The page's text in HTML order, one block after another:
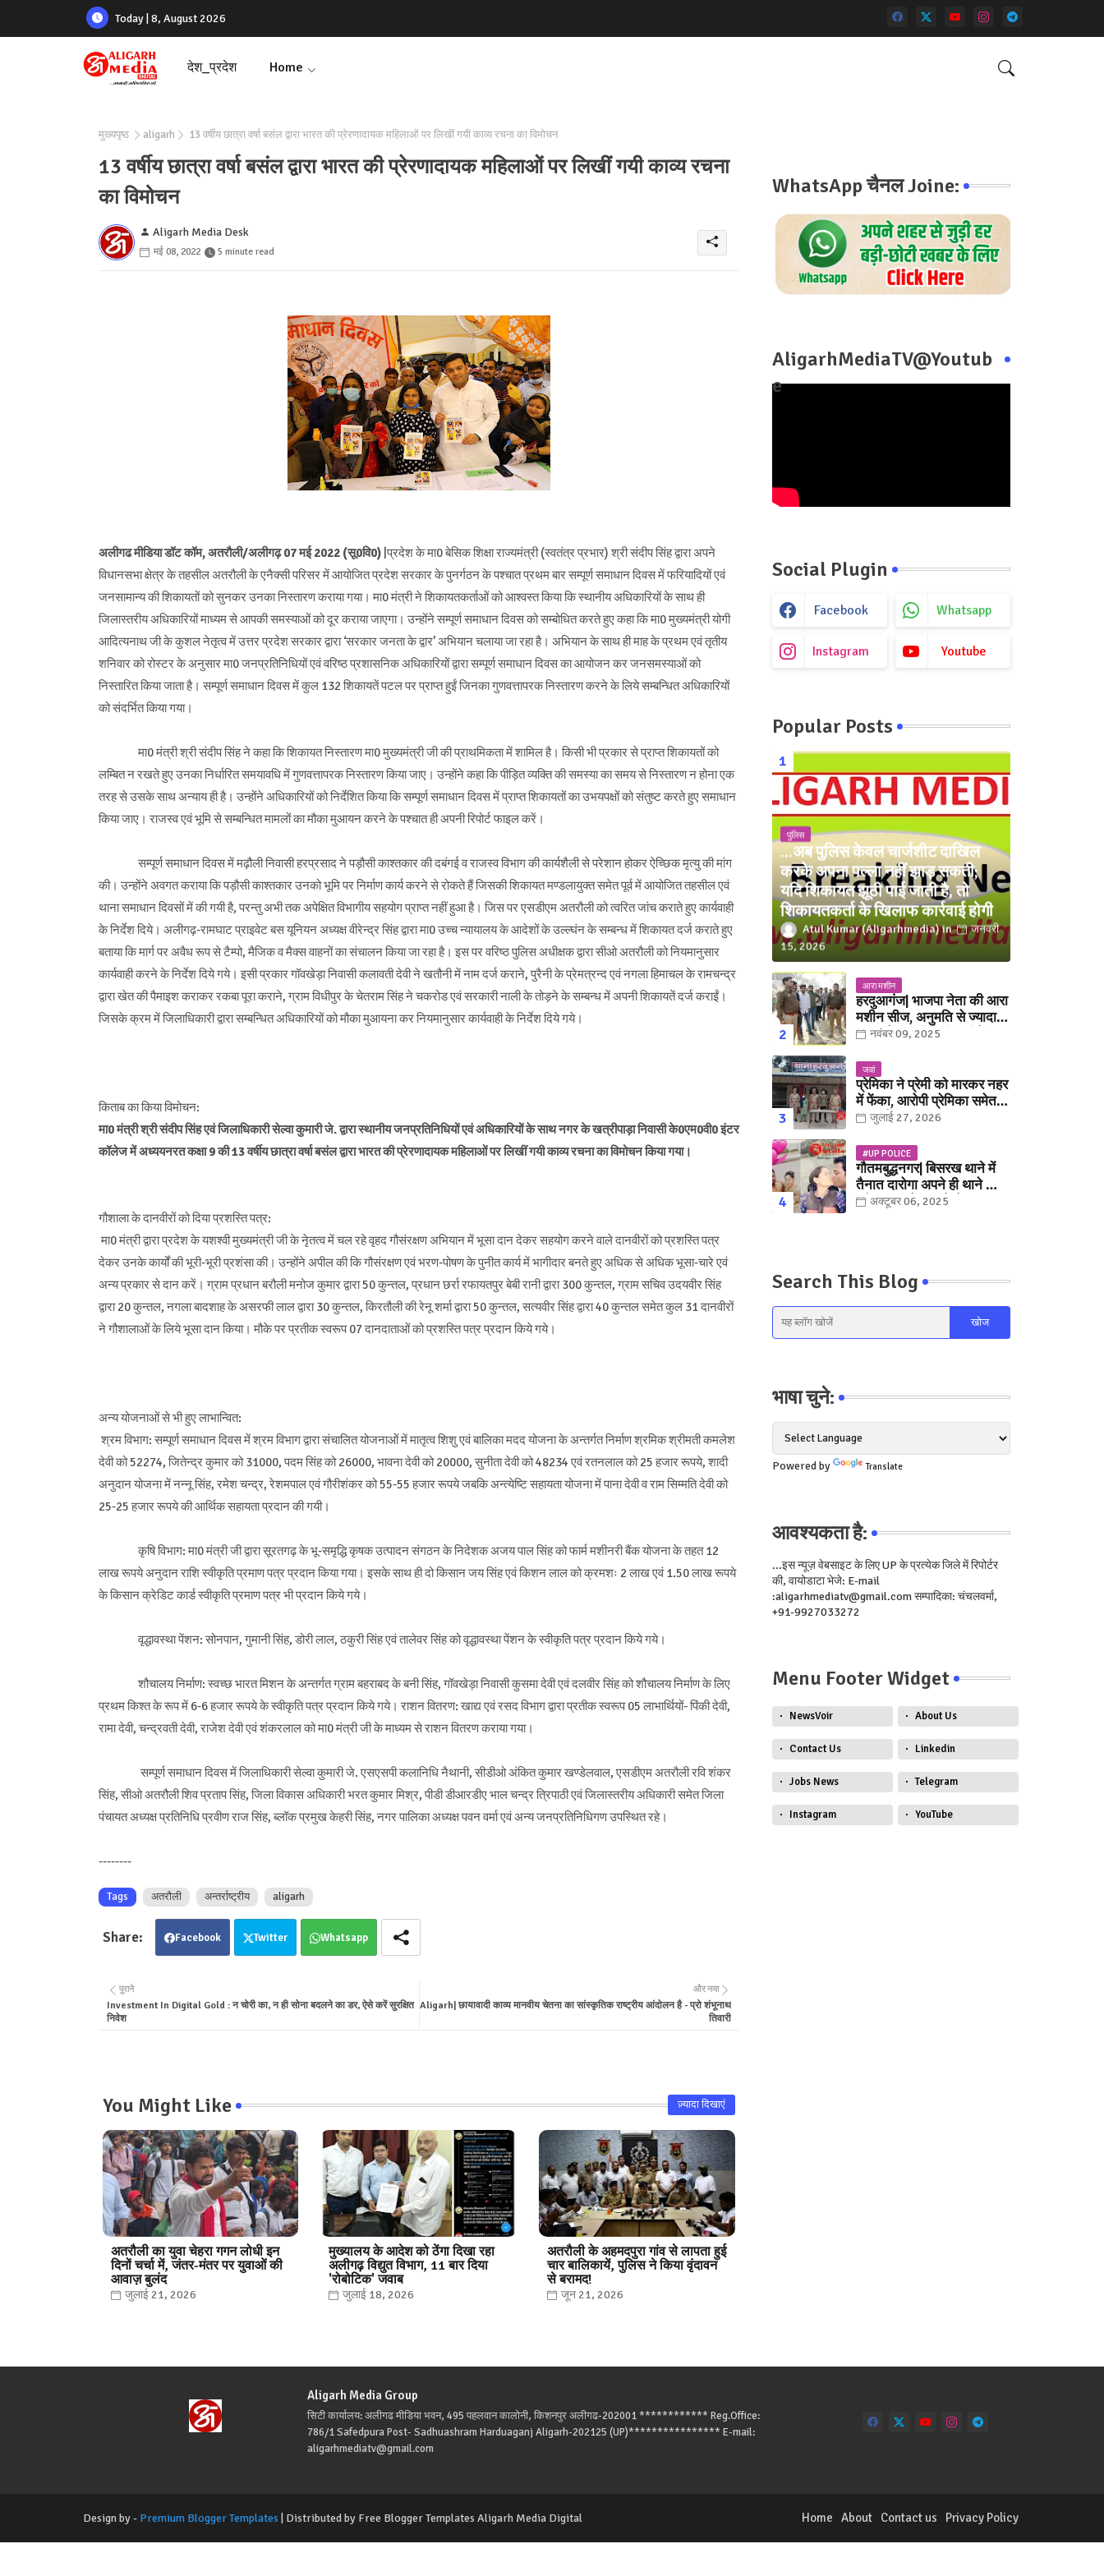
Today | 8, August 2026
देश_प्रदेश Home
मुख्यपृष्ठ aligarh 13 वर्षीय छात्रा वर्षा बसंल द्वारा भारत की प्रेरणादायक महिलाओं पर लिखीं गयी काव्य रचना का विमोचन
13 वर्षीय छात्रा वर्षा बसंल द्वारा भारत की प्रेरणादायक महिलाओं पर लिखीं गयी काव्य रचना
का विमोचन
Aligarh Media Desk
मई 08, 2022 5 minute read
अलीगढ मीडिया डॉट कॉम, अतरौली/अलीगढ़ 07 मई 2022 (सू0वि0)|प्रदेश के मा0 बेसिक शिक्षा राज्यमंत्री (स्वतंत्र प्रभार) श्री संदीप सिंह द्वारा अपने
विधानसभा क्षेत्र के तहसील अतरौली के एनैक्सी परिसर में आयोजित प्रदेश सरकार के पुनर्गठन के पश्चात प्रथम बार सम्पूर्ण समाधान दिवस में फरियादियों एवं
जनसामान्य की शिकायतों को सुनकर उनका निस्तारण कराया गया। मा0 मंत्री ने शिकायतकर्ताओं को आश्वस्त किया कि स्थानीय अधिकारियों के साथ ही
जिलास्तरीय अधिकारियों माध्यम से आपकी समस्याओं को दूर कराया जाएगा। उन्होंने सम्पूर्ण समाधान दिवस को सम्बोधित करते हुए कहा कि मा0 मुख्यमंत्री योगी
आदित्यनाथ जी के कुशल नेतृत्व में उत्तर प्रदेश सरकार द्वारा ‘सरकार जनता के द्वार’ अभियान चलाया जा रहा है। अभियान के साथ ही माह के प्रथम एवं तृतीय
शनिवार को रोस्टर के अनुसार मा0 जनप्रतिनिधियों एवं वरिष्ठ प्रशासनिक अधिकारियों द्वारा सम्पूर्ण समाधान दिवस का आयोजन कर जनसमस्याओं को
निस्तारित किया जाता है। सम्पूर्ण समाधान दिवस में कुल 132 शिकायतें पटल पर प्राप्त हुईं जिनका गुणवत्तापरक निस्तारण करने के लिये सम्बन्धित अधिकारियों
को संदर्भित किया गया।
मा0 मंत्री श्री संदीप सिंह ने कहा कि शिकायत निस्तारण मा0 मुख्यमंत्री जी की प्राथमिकता में शामिल है। किसी भी प्रकार से प्राप्त शिकायतों को
लम्बित न रखते हुए उनका निर्धारित समयावधि में गुणवत्तापरक निस्तारण किया जाए। उन्होंने कहा कि पीड़ित व्यक्ति की समस्या का समय से निस्तारण न होना एक
तरह से उसके साथ अन्याय ही है। उन्होंने अधिकारियों को निर्देशित किया कि सम्पूर्ण समाधान दिवस में प्राप्त शिकायतों का उभयपक्षों को संतुष्ट करते हुए समाधान
किया जाए। राजस्व एवं भूमि से सम्बन्धित मामलों का मौका मुआयन करने के पश्चात ही अपनी रिपोर्ट फाइल करें।
सम्पूर्ण समाधान दिवस में मढ़ौली निवासी हरप्रसाद ने पड़ौसी काश्तकार की दबंगई व राजस्व विभाग की कार्यशैली से परेशान होकर ऐच्छिक मृत्यु की मांग
की। उन्होंने अवगत कराया कि पड़ौसी काश्तकार उनको भूमि पर निर्माण कार्य करने से रोकते हैं जिसकी शिकायत मण्डलायुक्त समेत पूर्व में आयोजित तहसील एवं
थाना समाधान दिवसों में की गयी है, परन्तु अभी तक अपेक्षित विभागीय सहयोग प्राप्त नहीं हुआ है। जिस पर एसडीएम अतरौली को त्वरित जांच कराते हुए कार्यवाही
के निर्देश दिये। अलीगढ़-रामघाट प्राइवेट बस यूनियन अध्यक्ष वीरेन्द्र सिंह द्वारा मा0 उच्च न्यायालय के आदेशों के उल्ल्घंन के सम्बन्ध में शिकायत दर्ज कराते हुए
बताया कि मार्ग पर अवैध रूप से टैम्पो, मैजिक व मैक्स वाहनों का संचालन किया जा रहा है। इस पर वरिष्ठ पुलिस अधीक्षक द्वारा सीओ अतरौली को नियमानुसार
कार्यवाही करने के निर्देश दिये गये। इसी प्रकार गॉवखेड़ा निवासी कलावती देवी ने खतौनी में नाम दर्ज कराने, पुरैनी के प्रेमत्रन्द एवं नगला हिमाचल के रामचन्द्र
द्वारा खेत की पैमाइश कराकर रकबा पूरा कराने, ग्राम विधीपुर के चेतराम सिंह ने चकरोड एवं सरकारी नाली के तोड़ने के सम्बन्ध में अपनी शिकायतें दर्ज कराईं।
जिसके क्रम में जिलाधिकारी द्वारा सम्बन्धित अधिकारियों को मौका मुआयना कर नियमानुसार कार्यवाही के निर्देश दिये गये।
किताब का किया विमोचन:
मा0 मंत्री श्री संदीप सिंह एवं जिलाधिकारी सेल्वा कुमारी जे. द्वारा स्थानीय जनप्रतिनिधियों एवं अधिकारियों के साथ नगर के खत्रीपाड़ा निवासी के0एम0वी0 इंटर
कॉलेज में अध्ययनरत कक्षा 9 की 13 वर्षीय छात्रा वर्षा बसंल द्वारा भारत की प्रेरणादायक महिलाओं पर लिखीं गयी काव्य रचना का विमोचन किया गया।
गौशाला के दानवीरों को दिया प्रशस्ति पत्र:
मा0 मंत्री द्वारा प्रदेश के यशश्वी मुख्यमंत्री जी के नेृतत्व में चल रहे वृहद गौसंरक्षण अभियान में भूसा दान देकर सहयोग करने वाले दानवीरों को प्रशस्ति पत्र
देकर उनके कार्यों की भूरी-भूरी प्रशंसा की। उन्होंने अपील की कि गौसंरक्षण एवं भरण-पोषण के पुनीत कार्य में भागीदार बनते हुए अधिक से अधिक भूसा-चारे एवं
अन्य प्रकार से दान करें। ग्राम प्रधान बरौली मनोज कुमार द्वारा 50 कुन्तल, प्रधान छर्रा रफायतपुर बेबी रानी द्वारा 300 कुन्तल, ग्राम सचिव उदयवीर सिंह
द्वारा 20 कुन्तल, नगला बादशाह के असरफी लाल द्वारा 30 कुन्तल, किरतौली की रेनू शर्मा द्वारा 50 कुन्तल, सत्यवीर सिंह द्वारा 40 कुन्तल समेत कुल 31 दानवीरों
ने गौशालाओं के लिये भूसा दान किया। मौके पर प्रतीक स्वरूप 07 दानदाताओं को प्रशस्ति पत्र प्रदान किये गये।
अन्य योजनाओं से भी हुए लाभान्वित:
श्रम विभाग: सम्पूर्ण समाधान दिवस में श्रम विभाग द्वारा संचालित योजनाओं में मातृत्व शिशु एवं बालिका मदद योजना के अन्तर्गत निर्माण श्रमिक श्रीमती कमलेश
देवी को 52274, जितेन्द्र कुमार को 31000, पदम सिंह को 26000, भावना देवी को 20000, सुनीता देवी को 48234 एवं रतनलाल को 25 हजार रूपये, शादी
अनुदान योजना में नन्नू सिंह, रमेश चन्द्र, रेशमपाल एवं गौरीशंकर को 55-55 हजार रूपये जबकि अन्त्येष्टि सहायता योजना में पाना देवी व राम सिम्मति देवी को
25-25 हजार रूपये की आर्थिक सहायता प्रदान की गयी।
कृषि विभाग: मा0 मंत्री जी द्वारा सूरतगढ़ के भू-समृद्धि कृषक उत्पादन संगठन के निदेशक अजय पाल सिंह को फार्म मशीनरी बैंक योजना के तहत 12
लाख रूपये अनुदान राशि स्वीकृति प्रमाण पत्र प्रदान किया गया। इसके साथ ही दो किसान जय सिंह एवं किशन लाल को क्रमशः 2 लाख एवं 1.50 लाख रूपये
के किसान क्रेडिट कार्ड स्वीकृति प्रमाण पत्र भी प्रदान किये गये।
वृद्धावस्था पेंशन: सोनपान, गुमानी सिंह, डोरी लाल, ठकुरी सिंह एवं तालेवर सिंह को वृद्धावस्था पेंशन के स्वीकृति पत्र प्रदान किये गये।
शौचालय निर्माण: स्वच्छ भारत मिशन के अन्तर्गत ग्राम बहराबद के बनी सिंह, गॉवखेड़ा निवासी कुसमा देवी एवं दलवीर सिंह को शौचालय निर्माण के लिए
प्रथम किश्त के रूप में 6-6 हजार रूपये के स्वीकृति पत्र प्रदान किये गये। राशन वितरण: खाद्य एवं रसद विभाग द्वारा प्रतीक स्वरूप 05 लाभार्थियों- पिंकी देवी,
रामा देवी, चन्द्रवती देवी, राजेश देवी एवं शंकरलाल को मा0 मंत्री जी के माध्यम से राशन वितरण कराया गया।
सम्पूर्ण समाधान दिवस में जिलाधिकारी सेल्वा कुमारी जे. एसएसपी कलानिधि नैथानी, सीडीओ अंकित कुमार खण्डेलवाल, एसडीएम अतरौली रवि शंकर
सिंह, सीओ अतरौली शिव प्रताप सिंह, जिला विकास अधिकारी भरत कुमार मिश्र, पीडी डीआरडीए भाल चन्द्र त्रिपाठी एवं जिलास्तरीय अधिकारी समेत जिला
पंचायत अध्यक्ष प्रतिनिधि प्रवीण राज सिंह, ब्लॉक प्रमुख केहरी सिंह, नगर पालिका अध्यक्ष पवन वर्मा एवं अन्य जनप्रतिनिधिगण उपस्थित रहे।
--------
Tags अतरौली अन्तर्राष्ट्रीय aligarh
Facebook Twitter Whatsapp
और नया
Aligarh| छायावादी काव्य मानवीय चेतना का सांस्कृतिक राष्ट्रीय आंदोलन है - प्रो शंभूनाथ
तिवारी
पुराने
Investment In Digital Gold : न चोरी का, न ही सोना बदलने का डर, ऐसे करें सुरक्षित
निवेश
You Might Like ज़्यादा दिखाएं
अतरौली का युवा चेहरा गगन लोधी इन
दिनों चर्चा में, जंतर-मंतर पर युवाओं की
आवाज़ बुलंद
जुलाई 21, 2026
मुख्यालय के आदेश को ठेंगा दिखा रहा
अलीगढ़ विद्युत विभाग, 11 बार दिया
'रोबोटिक' जवाब
जुलाई 18, 2026
अतरौली के अहमदपुरा गांव से लापता हुई
चार बालिकायें, पुलिस ने किया वृंदावन
से बरामद!
जून 21, 2026
WhatsApp चैनल Joine:
AligarhMediaTV@Youtub
e
Social Plugin
Facebook Whatsapp
Instagram Youtube
Popular Posts
पुलिस
...अब पुलिस केवल चार्जशीट दाखिल
करके अपना पल्ला नहीं झाड़ सकती;
यदि शिकायत झूठी पाई जाती है, तो
शिकायतकर्ता के खिलाफ कार्रवाई होगी
Atul Kumar (Aligarhmedia)
जनवरी
15, 2026
आरा मशीन
हरदुआगंज| भाजपा नेता की आरा
मशीन सीज, अनुमति से ज्यादा
संख्या में चलती मिली मशीनें
नवंबर 09, 2025
जवां
प्रेमिका ने प्रेमी को मारकर नहर
में फेंका, आरोपी प्रेमिका समेत
युवक गिरफ्तार
जुलाई 27, 2026
#UP POLICE
गौतमबुद्धनगर| बिसरख थाने में
तैनात दारोगा अपने ही थाने क़ी
महिला कांस्टेबल को लेकर हुए
अक्टूबर 06, 2025
Search This Blog
भाषा चुने:
Powered by Translate
आवश्यकता है:
...इस न्यूज़ वेबसाइट के लिए UP के प्रत्येक जिले में रिपोर्टर
की, वायोडाटा भेजे: E-mail
:aligarhmediatv@gmail.com सम्पादिका: चंचलवर्मा,
+91-9927033272
Menu Footer Widget
NewsVoir About Us
Contact Us Linkedin
Jobs News Telegram
Instagram YouTube
Aligarh Media Group
सिटी कार्यालय: अलीगढ मीडिया भवन, 495 पहलवान कालोनी, किशनपुर अलीगढ-202001 ************ Reg.Office:
786/1 Safedpura Post- Sadhuashram Harduaganj Aligarh-202125 (UP)**************** E-mail:
aligarhmediatv@gmail.com
Design by - Premium Blogger Templates | Distributed by Free Blogger Templates Aligarh Media Digital Home About Contact us Privacy Policy